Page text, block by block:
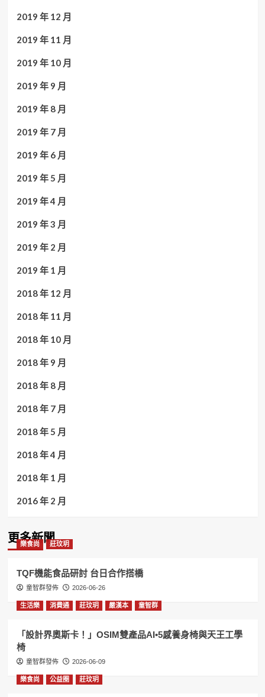
2019 年 12 月
2019 年 11 月
2019 年 10 月
2019 年 9 月
2019 年 8 月
2019 年 7 月
2019 年 6 月
2019 年 5 月
2019 年 4 月
2019 年 3 月
2019 年 2 月
2019 年 1 月
2018 年 12 月
2018 年 11 月
2018 年 10 月
2018 年 9 月
2018 年 8 月
2018 年 7 月
2018 年 5 月
2018 年 4 月
2018 年 1 月
2016 年 2 月
更多新聞
樂食尚 莊玟玥
TQF機能食品研討 台日合作搭橋
童智群發佈 2026-06-26
生活樂 消費通 莊玟玥 嚴漢本 童智群
「設計界奧斯卡！」OSIM雙產品AI•5感養身椅與天王工學
椅
童智群發佈 2026-06-09
樂食尚 公益圈 莊玟玥